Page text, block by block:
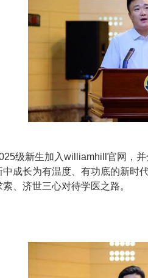
级新生加入williamhill官网，
成长为有温度、有功底的新时
、济世三心对待学医之路。